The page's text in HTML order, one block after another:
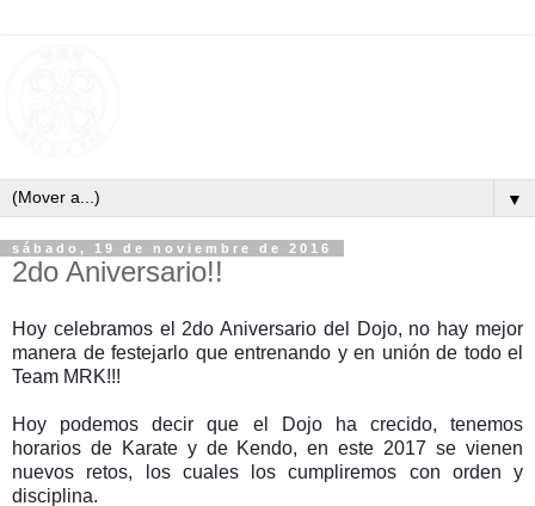
▼
sábado, 19 de noviembre de 2016
2do Aniversario!!
Hoy celebramos el 2do Aniversario del Dojo, no hay mejor
manera de festejarlo que entrenando y en unión de todo el
Team MRK!!!
Hoy podemos decir que el Dojo ha crecido, tenemos
horarios de Karate y de Kendo, en este 2017 se vienen
nuevos retos, los cuales los cumpliremos con orden y
disciplina.